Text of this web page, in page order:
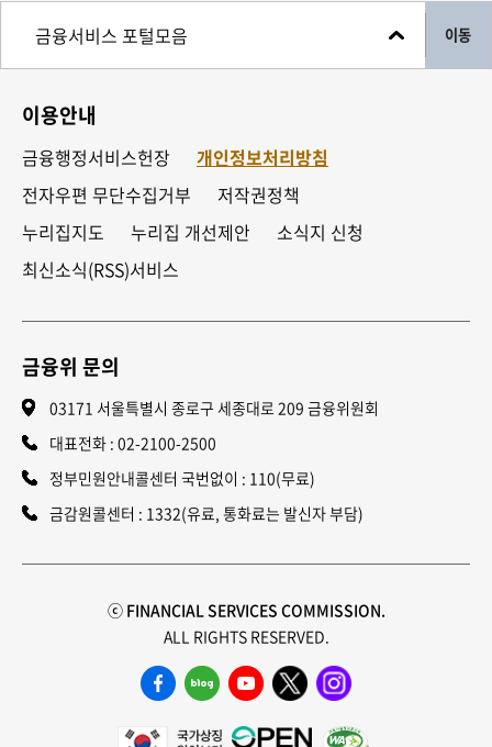
이동
이용안내
금융행정서비스헌장
개인정보처리방침
전자우편 무단수집거부
저작권정책
누리집지도
누리집 개선제안
소식지 신청
최신소식(RSS)서비스
금융위 문의
03171 서울특별시 종로구 세종대로 209 금융위원회
대표전화 : 02-2100-2500
정부민원안내콜센터 국번없이 : 110(무료)
금감원콜센터 : 1332(유료, 통화료는 발신자 부담)
ⓒ FINANCIAL SERVICES COMMISSION.
ALL RIGHTS RESERVED.